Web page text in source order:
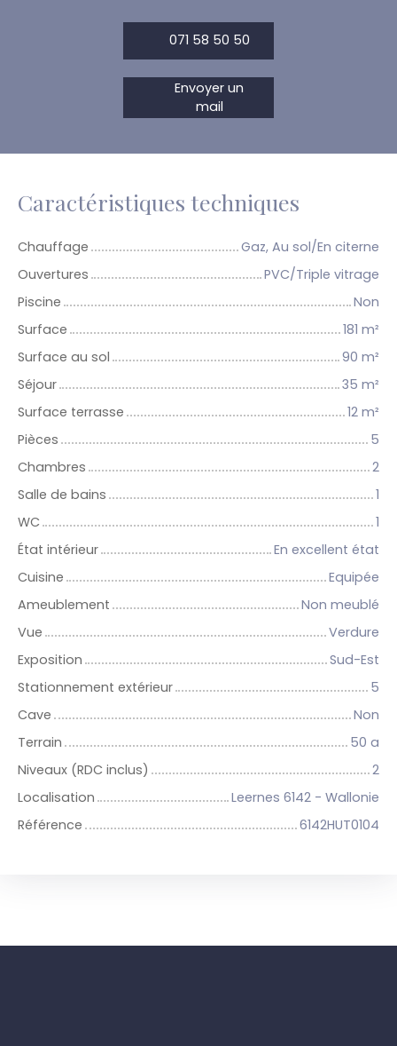
071 58 50 50
Envoyer un
mail
Caractéristiques techniques
Chauffage
Gaz, Au sol/En citerne
Ouvertures
PVC/Triple vitrage
Piscine
Non
Surface
181 m²
Surface au sol
90 m²
Séjour
35 m²
Surface terrasse
12 m²
Pièces
5
Chambres
2
Salle de bains
1
WC
1
État intérieur
En excellent état
Cuisine
Equipée
Ameublement
Non meublé
Vue
Verdure
Exposition
Sud-Est
Stationnement extérieur
5
Cave
Non
Terrain
50 a
Niveaux (RDC inclus)
2
Localisation
Leernes 6142 - Wallonie
Référence
6142HUT0104